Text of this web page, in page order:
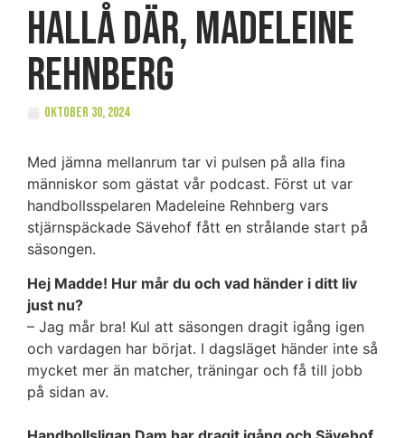
Hallå där, Madeleine
Rehnberg
oktober 30, 2024
Med jämna mellanrum tar vi pulsen på alla fina
människor som gästat vår podcast. Först ut var
handbollsspelaren Madeleine Rehnberg vars
stjärnspäckade Sävehof fått en strålande start på
säsongen.
Hej Madde! Hur mår du och vad händer i ditt liv
just nu?
– Jag mår bra! Kul att säsongen dragit igång igen
och vardagen har börjat. I dagsläget händer inte så
mycket mer än matcher, träningar och få till jobb
på sidan av.